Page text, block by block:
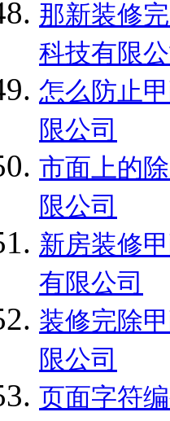
那新装修
科技有限公
怎么防止
限公司
市面上的
限公司
新房装修
有限公司
装修完除
限公司
页面字符